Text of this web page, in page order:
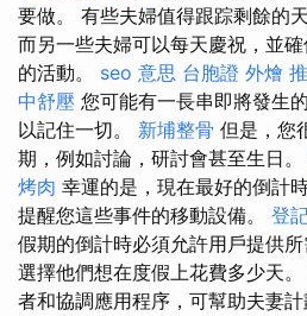
要做。 有些夫婦值得跟踪剩餘的
而另一些夫婦可以每天慶祝，並
的活動。 seo 意思 台胞證 外燴
中舒壓 您可能有一長串即將發生
以記住一切。 新埔整骨 但是，您
期，例如討論，研討會甚至生日。
烤肉 幸運的是，現在最好的倒計
提醒您這些事件的移動設備。 登
假期的倒計時必須允許用戶提供
選擇他們想在度假上花費多少天
者和協調應用程序，可幫助夫妻